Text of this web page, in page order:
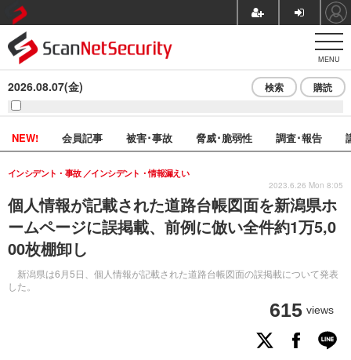
MENU
2026.08.07(金) 検索 購読
NEW! 会員記事 被害･事故 脅威･脆弱性 調査･報告
個人情報が記載された道路台帳図面を新潟県ホ
ームページに誤掲載、前例に倣い全件約1万5,0
00枚棚卸し
新潟県は6月5日、個人情報が記載された道路台帳図面の誤掲載について発表
した。
インシデント・事故 インシデント・情報漏えい
615 views
2023.6.26 Mon 8:05